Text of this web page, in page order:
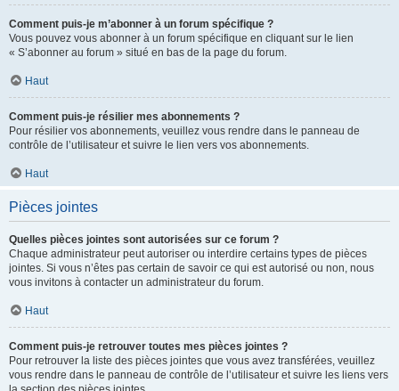
Comment puis-je m’abonner à un forum spécifique ?
Vous pouvez vous abonner à un forum spécifique en cliquant sur le lien
« S’abonner au forum » situé en bas de la page du forum.
Haut
Comment puis-je résilier mes abonnements ?
Pour résilier vos abonnements, veuillez vous rendre dans le panneau de
contrôle de l’utilisateur et suivre le lien vers vos abonnements.
Haut
Pièces jointes
Quelles pièces jointes sont autorisées sur ce forum ?
Chaque administrateur peut autoriser ou interdire certains types de pièces
jointes. Si vous n’êtes pas certain de savoir ce qui est autorisé ou non, nous
vous invitons à contacter un administrateur du forum.
Haut
Comment puis-je retrouver toutes mes pièces jointes ?
Pour retrouver la liste des pièces jointes que vous avez transférées, veuillez
vous rendre dans le panneau de contrôle de l’utilisateur et suivre les liens vers